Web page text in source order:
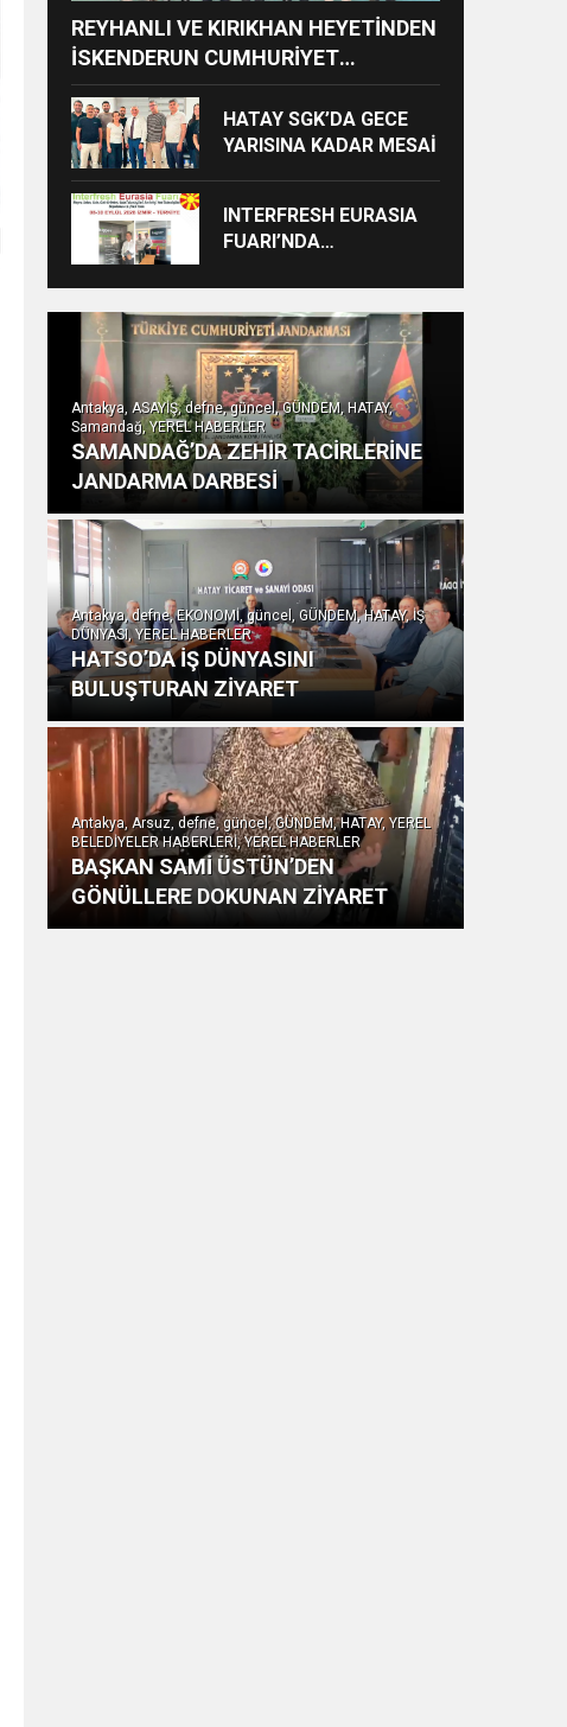
REYHANLI VE KIRIKHAN HEYETİNDEN
İSKENDERUN CUMHURİYET
BAŞSAVCILIĞINA ZİYARET
HATAY SGK’DA GECE
YARISINA KADAR MESAİ
INTERFRESH EURASIA
FUARI’NDA
BİRLİKLERİ İÇİN GERİ
SAYIM BAŞLADI
Antakya, ASAYİŞ, defne, güncel, GÜNDEM, HATAY,
Samandağ, YEREL HABERLER
SAMANDAĞ’DA ZEHİR TACİRLERİNE
JANDARMA DARBESİ
Antakya, defne, EKONOMİ, güncel, GÜNDEM, HATAY, İŞ
DÜNYASI, YEREL HABERLER
HATSO’DA İŞ DÜNYASINI
BULUŞTURAN ZİYARET
Antakya, Arsuz, defne, güncel, GÜNDEM, HATAY, YEREL
BELEDİYELER HABERLERİ, YEREL HABERLER
BAŞKAN SAMİ ÜSTÜN’DEN
GÖNÜLLERE DOKUNAN ZİYARET